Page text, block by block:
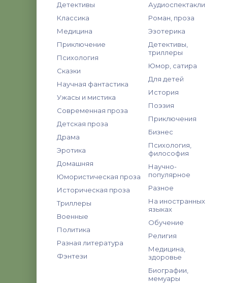
Детективы
Классика
Медицина
Приключение
Психология
Сказки
Научная фантастика
Ужасы и мистика
Современная проза
Детская проза
Драма
Эротика
Домашняя
Юмористическая проза
Историческая проза
Триллеры
Военные
Политика
Разная литература
Фэнтези
Аудиоспектакли
Роман, проза
Эзотерика
Детективы,
триллеры
Юмор, сатира
Для детей
История
Поэзия
Приключения
Бизнес
Психология,
философия
Научно-
популярное
Разное
На иностранных
языках
Обучение
Религия
Медицина,
здоровье
Биографии,
мемуары